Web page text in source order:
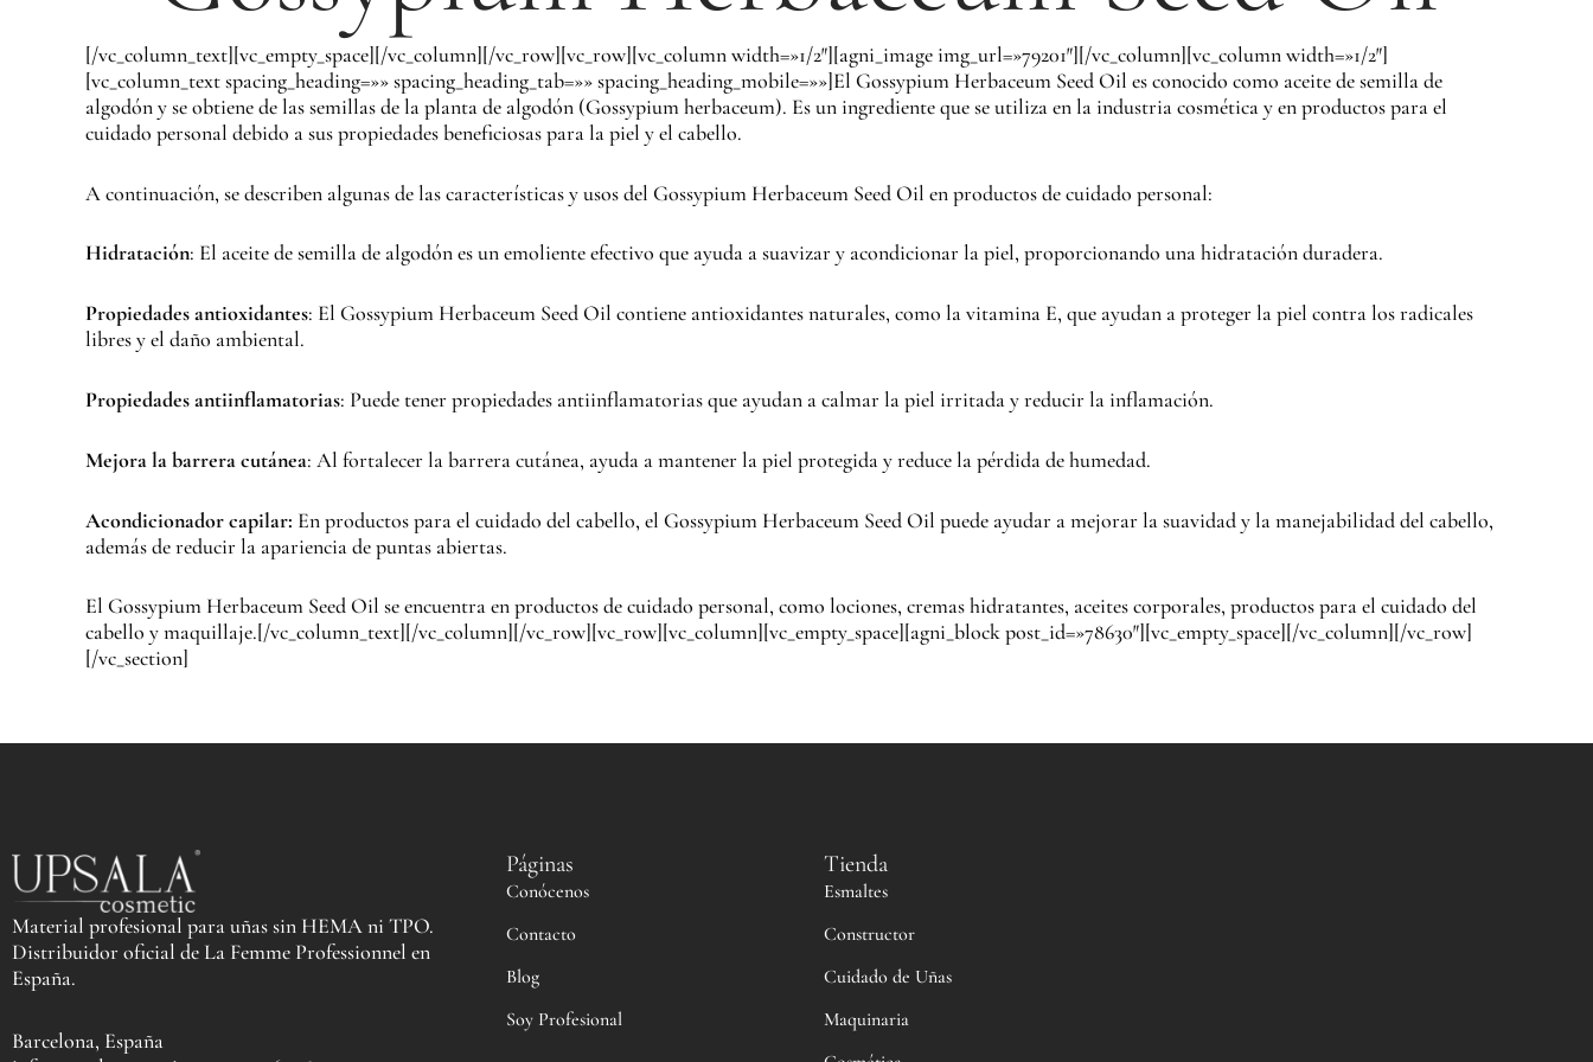
[/vc_column_text][vc_empty_space][/vc_column][/vc_row][vc_row][vc_column width=»1/2″][agni_image img_url=»79201″][/vc_column][vc_column width=»1/2″]
[vc_column_text spacing_heading=»» spacing_heading_tab=»» spacing_heading_mobile=»»]El Gossypium Herbaceum Seed Oil es conocido como aceite de semilla de
algodón y se obtiene de las semillas de la planta de algodón (Gossypium herbaceum). Es un ingrediente que se utiliza en la industria cosmética y en productos para el
cuidado personal debido a sus propiedades beneficiosas para la piel y el cabello.
A continuación, se describen algunas de las características y usos del Gossypium Herbaceum Seed Oil en productos de cuidado personal:
Hidratación: El aceite de semilla de algodón es un emoliente efectivo que ayuda a suavizar y acondicionar la piel, proporcionando una hidratación duradera.
Propiedades antioxidantes: El Gossypium Herbaceum Seed Oil contiene antioxidantes naturales, como la vitamina E, que ayudan a proteger la piel contra los radicales
libres y el daño ambiental.
Propiedades antiinflamatorias: Puede tener propiedades antiinflamatorias que ayudan a calmar la piel irritada y reducir la inflamación.
Mejora la barrera cutánea: Al fortalecer la barrera cutánea, ayuda a mantener la piel protegida y reduce la pérdida de humedad.
Acondicionador capilar: En productos para el cuidado del cabello, el Gossypium Herbaceum Seed Oil puede ayudar a mejorar la suavidad y la manejabilidad del cabello,
además de reducir la apariencia de puntas abiertas.
El Gossypium Herbaceum Seed Oil se encuentra en productos de cuidado personal, como lociones, cremas hidratantes, aceites corporales, productos para el cuidado del
cabello y maquillaje.[/vc_column_text][/vc_column][/vc_row][vc_row][vc_column][vc_empty_space][agni_block post_id=»78630″][vc_empty_space][/vc_column][/vc_row]
[/vc_section]
Material profesional para uñas sin HEMA ni TPO.
Distribuidor oficial de La Femme Professionnel en
España.
Barcelona, España
Páginas
Conócenos
Contacto
Blog
Soy Profesional
Tienda
Esmaltes
Constructor
Cuidado de Uñas
Maquinaria